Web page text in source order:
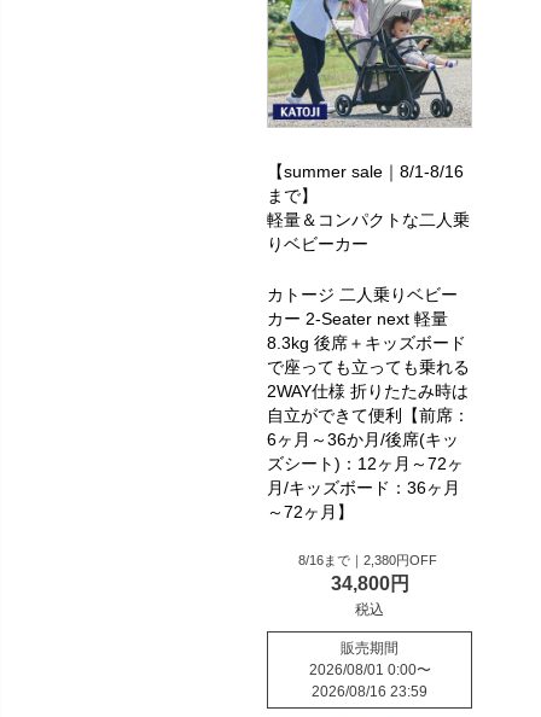
【summer sale｜8/1-8/16
まで】
軽量＆コンパクトな二人乗
りベビーカー
カトージ 二人乗りベビー
カー 2-Seater next 軽量
8.3kg 後席＋キッズボード
で座っても立っても乗れる
2WAY仕様 折りたたみ時は
自立ができて便利【前席：
6ヶ月～36か月/後席(キッ
ズシート)：12ヶ月～72ヶ
月/キッズボード：36ヶ月
～72ヶ月】
8/16まで｜2,380円OFF
34,800
税込
販売期間
2026/08/01 0:00〜
2026/08/16 23:59